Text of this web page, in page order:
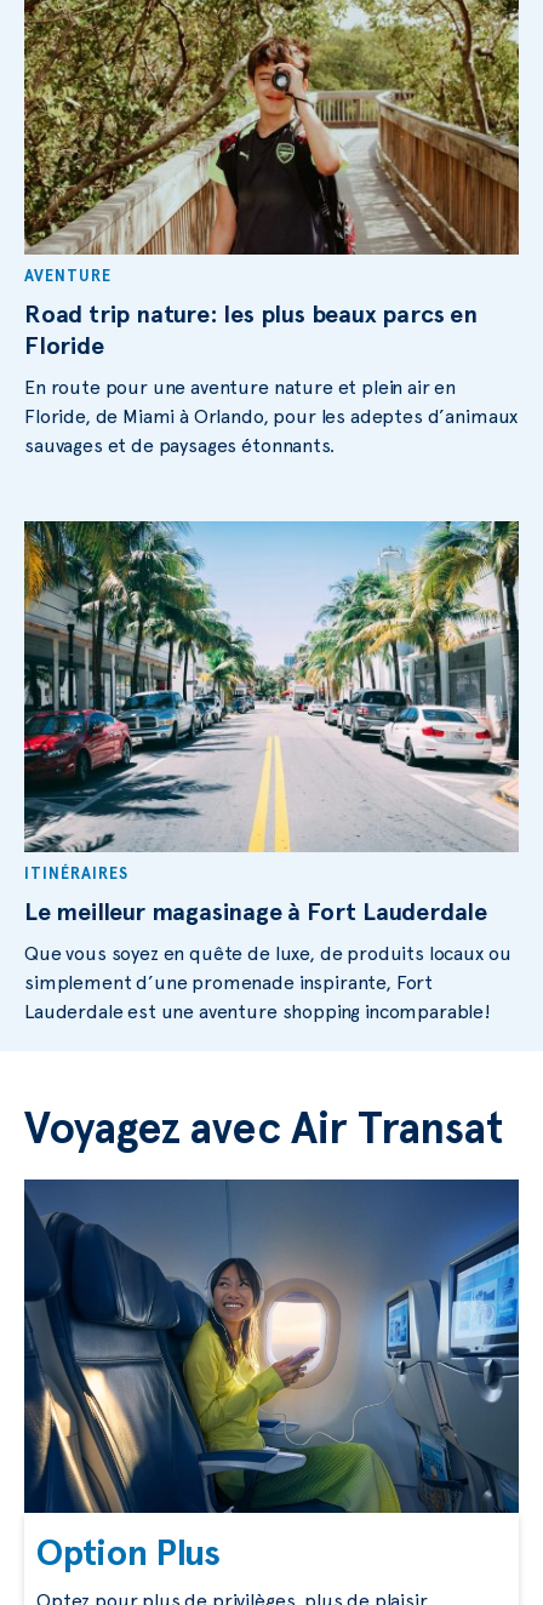
AVENTURE
Road trip nature: les plus beaux parcs en
Floride
En route pour une aventure nature et plein air en
Floride, de Miami à Orlando, pour les adeptes d’animaux
sauvages et de paysages étonnants.
ITINÉRAIRES
Le meilleur magasinage à Fort Lauderdale
Que vous soyez en quête de luxe, de produits locaux ou
simplement d’une promenade inspirante, Fort
Lauderdale est une aventure shopping incomparable!
Voyagez avec Air Transat
Option Plus